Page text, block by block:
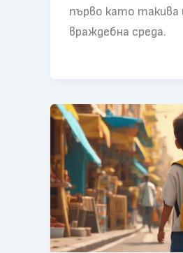
първо като такива
враждебна среда.